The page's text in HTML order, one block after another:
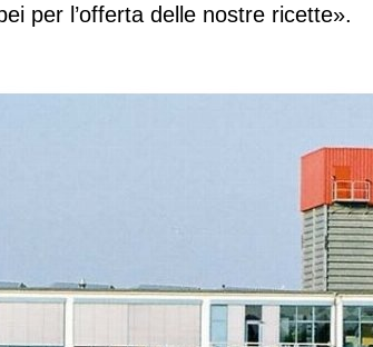
per l’offerta delle nostre ricette».